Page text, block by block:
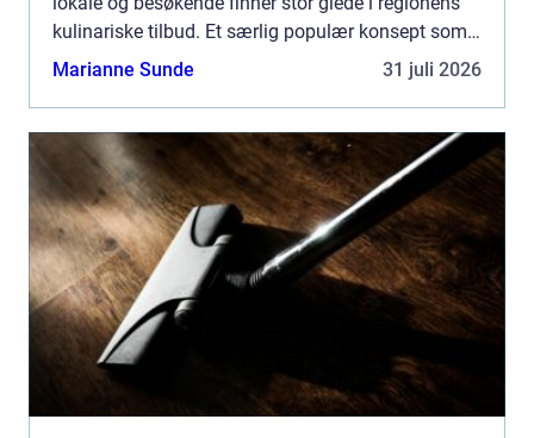
kulinariske tilbud. Et særlig populær konsept som
virkelig lar lokalkulturen skinn...
Marianne Sunde 31 juli 2026